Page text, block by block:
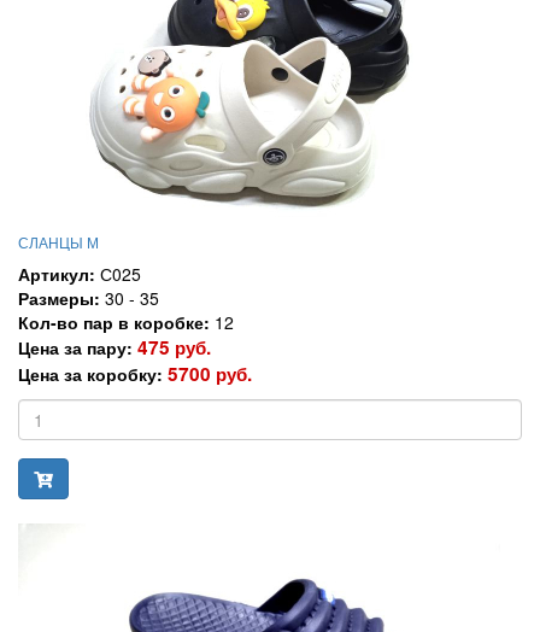
СЛАНЦЫ М
Артикул: С025
Размеры: 30 - 35
Кол-во пар в коробке: 12
Цена за пару: 475 руб.
Цена за коробку: 5700 руб.